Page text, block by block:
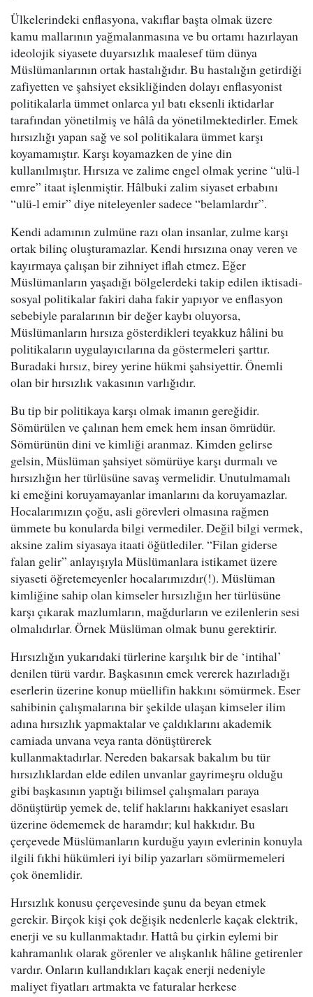
Ülkelerindeki enflasyona, vakıflar başta olmak üzere
kamu mallarının yağmalanmasına ve bu ortamı hazırlayan
ideolojik siyasete duyarsızlık maalesef tüm dünya
Müslümanlarının ortak hastalığıdır. Bu hastalığın getirdiği
zafiyetten ve şahsiyet eksikliğinden dolayı enflasyonist
politikalarla ümmet onlarca yıl batı eksenli iktidarlar
tarafından yönetilmiş ve hâlâ da yönetilmektedirler. Emek
hırsızlığı yapan sağ ve sol politikalara ümmet karşı
koyamamıştır. Karşı koyamazken de yine din
kullanılmıştır. Hırsıza ve zalime engel olmak yerine “ulü-l
emre” itaat işlenmiştir. Hâlbuki zalim siyaset erbabını
“ulü-l emir” diye niteleyenler sadece “belamlardır”.
Kendi adamının zulmüne razı olan insanlar, zulme karşı
ortak bilinç oluşturamazlar. Kendi hırsızına onay veren ve
kayırmaya çalışan bir zihniyet iflah etmez. Eğer
Müslümanların yaşadığı bölgelerdeki takip edilen iktisadi-
sosyal politikalar fakiri daha fakir yapıyor ve enflasyon
sebebiyle paralarının bir değer kaybı oluyorsa,
Müslümanların hırsıza gösterdikleri teyakkuz hâlini bu
politikaların uygulayıcılarına da göstermeleri şarttır.
Buradaki hırsız, birey yerine hükmi şahsiyettir. Önemli
olan bir hırsızlık vakasının varlığıdır.
Bu tip bir politikaya karşı olmak imanın gereğidir.
Sömürülen ve çalınan hem emek hem insan ömrüdür.
Sömürünün dini ve kimliği aranmaz. Kimden gelirse
gelsin, Müslüman şahsiyet sömürüye karşı durmalı ve
hırsızlığın her türlüsüne savaş vermelidir. Unutulmamalı
ki emeğini koruyamayanlar imanlarını da koruyamazlar.
Hocalarımızın çoğu, asli görevleri olmasına rağmen
ümmete bu konularda bilgi vermediler. Değil bilgi vermek,
aksine zalim siyasaya itaati öğütlediler. “Filan giderse
falan gelir” anlayışıyla Müslümanlara istikamet üzere
siyaseti öğretemeyenler hocalarımızdır(!). Müslüman
kimliğine sahip olan kimseler hırsızlığın her türlüsüne
karşı çıkarak mazlumların, mağdurların ve ezilenlerin sesi
olmalıdırlar. Örnek Müslüman olmak bunu gerektirir.
Hırsızlığın yukarıdaki türlerine karşılık bir de ‘intihal’
denilen türü vardır. Başkasının emek vererek hazırladığı
eserlerin üzerine konup müellifin hakkını sömürmek. Eser
sahibinin çalışmalarına bir şekilde ulaşan kimseler ilim
adına hırsızlık yapmaktalar ve çaldıklarını akademik
camiada unvana veya ranta dönüştürerek
kullanmaktadırlar. Nereden bakarsak bakalım bu tür
hırsızlıklardan elde edilen unvanlar gayrimeşru olduğu
gibi başkasının yaptığı bilimsel çalışmaları paraya
dönüştürüp yemek de, telif haklarını hakkaniyet esasları
üzerine ödememek de haramdır; kul hakkıdır. Bu
çerçevede Müslümanların kurduğu yayın evlerinin konuyla
ilgili fıkhi hükümleri iyi bilip yazarları sömürmemeleri
çok önemlidir.
Hırsızlık konusu çerçevesinde şunu da beyan etmek
gerekir. Birçok kişi çok değişik nedenlerle kaçak elektrik,
enerji ve su kullanmaktadır. Hattâ bu çirkin eylemi bir
kahramanlık olarak görenler ve alışkanlık hâline getirenler
vardır. Onların kullandıkları kaçak enerji nedeniyle
maliyet fiyatları artmakta ve faturalar herkese